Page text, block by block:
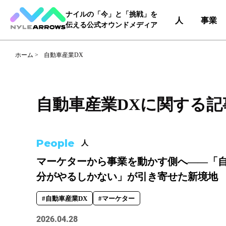
ナイルの「今」と「挑戦」を
伝える公式オウンドメディア
人 事業
人（65） 事業（36）
Tag タグ
事業部
#自動車産業DX
ホーム > 自動車産業DX
自動車産業DXに関する
People 人
マーケターから事業を動かす側へ――「
分がやるしかない」が引き寄せた新境地
#自動車産業DX #マーケター
2026.04.28